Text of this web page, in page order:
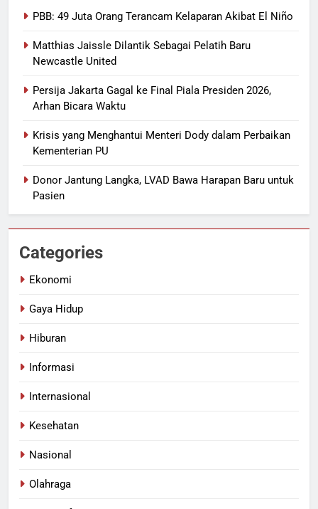
PBB: 49 Juta Orang Terancam Kelaparan Akibat El Niño
Matthias Jaissle Dilantik Sebagai Pelatih Baru
Newcastle United
Persija Jakarta Gagal ke Final Piala Presiden 2026,
Arhan Bicara Waktu
Krisis yang Menghantui Menteri Dody dalam Perbaikan
Kementerian PU
Donor Jantung Langka, LVAD Bawa Harapan Baru untuk
Pasien
Categories
Ekonomi
Gaya Hidup
Hiburan
Informasi
Internasional
Kesehatan
Nasional
Olahraga